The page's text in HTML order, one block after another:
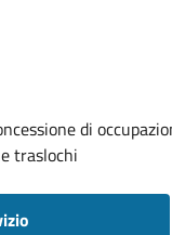
di
traslochi